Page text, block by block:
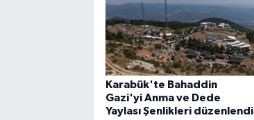
Karabük'te Bahaddin
Gazi'yi Anma ve Dede
Yaylası Şenlikleri düzenlendi